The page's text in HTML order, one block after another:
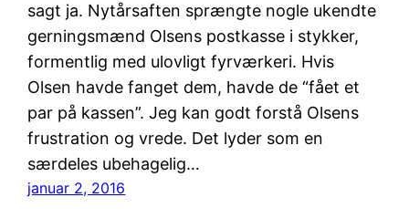
sagt ja. Nytårsaften sprængte nogle ukendte
gerningsmænd Olsens postkasse i stykker,
formentlig med ulovligt fyrværkeri. Hvis
Olsen havde fanget dem, havde de “fået et
par på kassen”. Jeg kan godt forstå Olsens
frustration og vrede. Det lyder som en
særdeles ubehagelig…
januar 2, 2016